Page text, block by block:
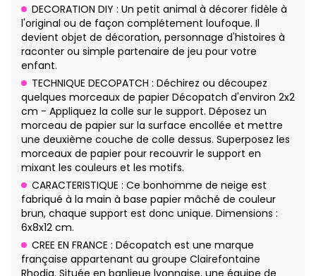
DECORATION DIY : Un petit animal à décorer fidèle à
l'original ou de façon complétement loufoque. Il
devient objet de décoration, personnage d'histoires à
raconter ou simple partenaire de jeu pour votre
enfant.
TECHNIQUE DECOPATCH : Déchirez ou découpez
quelques morceaux de papier Décopatch d'environ 2x2
cm - Appliquez la colle sur le support. Déposez un
morceau de papier sur la surface encollée et mettre
une deuxième couche de colle dessus. Superposez les
morceaux de papier pour recouvrir le support en
mixant les couleurs et les motifs.
CARACTERISTIQUE : Ce bonhomme de neige est
fabriqué à la main à base papier mâché de couleur
brun, chaque support est donc unique. Dimensions :
6x8x12 cm.
CREE EN FRANCE : Décopatch est une marque
française appartenant au groupe Clairefontaine